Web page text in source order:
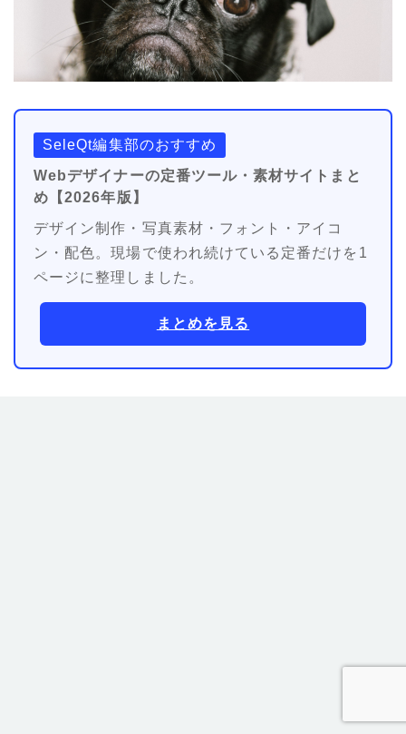
SeleQt編集部のおすすめ
Webデザイナーの定番ツール・素材サイトまと
め【2026年版】
デザイン制作・写真素材・フォント・アイコ
ン・配色。現場で使われ続けている定番だけを1
ページに整理しました。
まとめを見る